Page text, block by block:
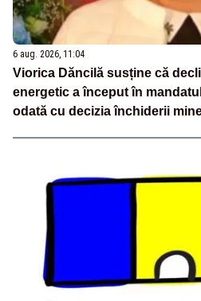
6 aug. 2026, 11:04
Viorica Dăncilă susține că
energetic a început în
odată cu decizia închiderii